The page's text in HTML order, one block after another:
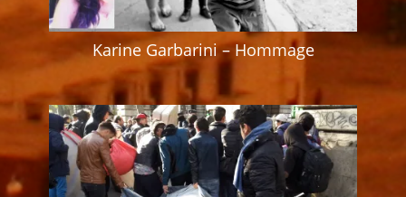
Karine Garbarini – Hommage